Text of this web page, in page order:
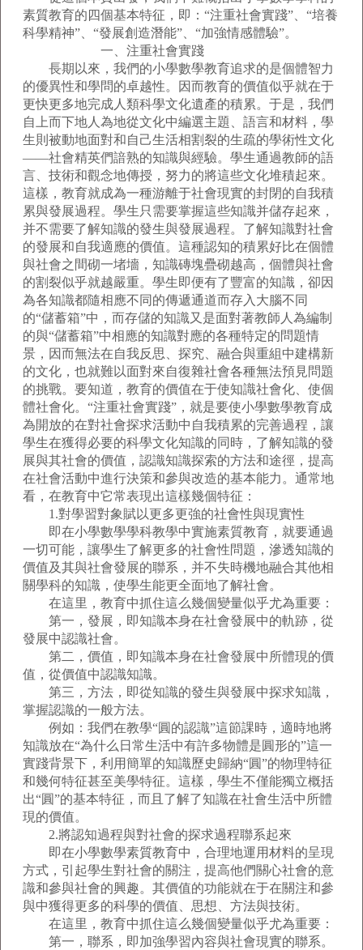
素質教育的四個基本特征，即：“注重社會實踐”、“培養
科學精神”、“發展創造潛能”、“加強情感體驗”。
一、注重社會實踐
長期以來，我們的小學數學教育追求的是個體智力
的優異性和學問的卓越性。因而教育的價值似乎就在于
更快更多地完成人類科學文化遺產的積累。于是，我們
自上而下地人為地從文化中編選主題、語言和材料，學
生則被動地面對和自己生活相割裂的生疏的學術性文化
——社會精英們諳熟的知識與經驗。學生通過教師的語
言、技術和觀念地傳授，努力的將這些文化堆積起來。
這樣，教育就成為一種游離于社會現實的封閉的自我積
累與發展過程。學生只需要掌握這些知識并儲存起來，
并不需要了解知識的發生與發展過程。了解知識對社會
的發展和自我適應的價值。這種認知的積累好比在個體
與社會之間砌一堵墻，知識磚塊疊砌越高，個體與社會
的割裂似乎就越嚴重。學生即便有了豐富的知識，卻因
為各知識都隨相應不同的傳遞通道而存入大腦不同
的“儲蓄箱”中，而存儲的知識又是面對著教師人為編制
的與“儲蓄箱”中相應的知識對應的各種特定的問題情
景，因而無法在自我反思、探究、融合與重組中建構新
的文化，也就難以面對來自復雜社會各種無法預見問題
的挑戰。要知道，教育的價值在于使知識社會化、使個
體社會化。“注重社會實踐”，就是要使小學數學教育成
為開放的在對社會探求活動中自我積累的完善過程，讓
學生在獲得必要的科學文化知識的同時，了解知識的發
展與其社會的價值，認識知識探索的方法和途徑，提高
在社會活動中進行決策和參與改造的基本能力。通常地
看，在教育中它常表現出這樣幾個特征：
1.對學習對象賦以更多更強的社會性與現實性
即在小學數學學科教學中實施素質教育，就要通過
一切可能，讓學生了解更多的社會性問題，滲透知識的
價值及其與社會發展的聯系，并不失時機地融合其他相
關學科的知識，使學生能更全面地了解社會。
在這里，教育中抓住這么幾個變量似乎尤為重要：
第一，發展，即知識本身在社會發展中的軌跡，從
發展中認識社會。
第二，價值，即知識本身在社會發展中所體現的價
值，從價值中認識知識。
第三，方法，即從知識的發生與發展中探求知識，
掌握認識的一般方法。
例如：我們在教學“圓的認識”這節課時，適時地將
知識放在“為什么日常生活中有許多物體是圓形的”這一
實踐背景下，利用簡單的知識歷史歸納“圓”的物理特征
和幾何特征甚至美學特征。這樣，學生不僅能獨立概括
出“圓”的基本特征，而且了解了知識在社會生活中所體
現的價值。
2.將認知過程與對社會的探求過程聯系起來
即在小學數學素質教育中，合理地運用材料的呈現
方式，引起學生對社會的關注，提高他們關心社會的意
識和參與社會的興趣。其價值的功能就在于在關注和參
與中獲得更多的科學的價值、思想、方法與技術。
在這里，教育中抓住這么幾個變量似乎尤為重要：
第一，聯系，即加強學習內容與社會現實的聯系。